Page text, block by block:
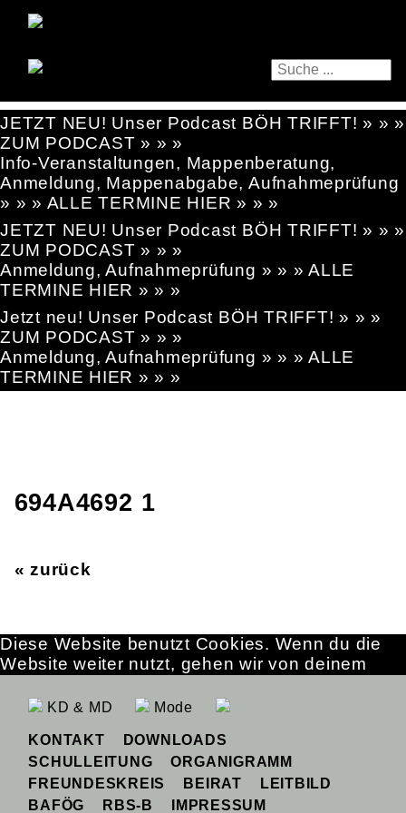
JETZT NEU! Unser Podcast BÖH TRIFFT! » » »
ZUM PODCAST » » »
Info-Veranstaltungen, Mappenberatung,
Anmeldung, Mappenabgabe, Aufnahmeprüfung
» » » ALLE TERMINE HIER » » »
JETZT NEU! Unser Podcast BÖH TRIFFT! » » »
ZUM PODCAST » » »
Anmeldung, Aufnahmeprüfung » » » ALLE
TERMINE HIER » » »
Jetzt neu! Unser Podcast BÖH TRIFFT! » » »
ZUM PODCAST » » »
Anmeldung, Aufnahmeprüfung » » » ALLE
TERMINE HIER » » »
694A4692 1
« zurück
KD & MD Mode
KONTAKT
DOWNLOADS
SCHULLEITUNG
ORGANIGRAMM
FREUNDESKREIS
BEIRAT
LEITBILD
BAFÖG
RBS-B IMPRESSUM
Diese Website benutzt Cookies. Wenn du die
Website weiter nutzt, gehen wir von deinem